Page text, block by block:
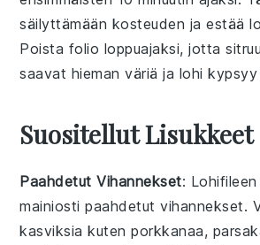
säilyttämään kosteuden ja estää
Poista folio loppuajaksi, jotta
saavat hieman väriä ja lohi kypsyy
Suositellut Lisukkeet
Paahdetut Vihannekset:
mainiostipaahdetut vihannekset.
kasviksia kutenporkkanaa,